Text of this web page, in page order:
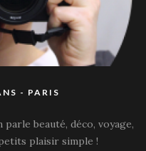
- PARIS
parle beauté, déco, voyage,
plaisir simple !